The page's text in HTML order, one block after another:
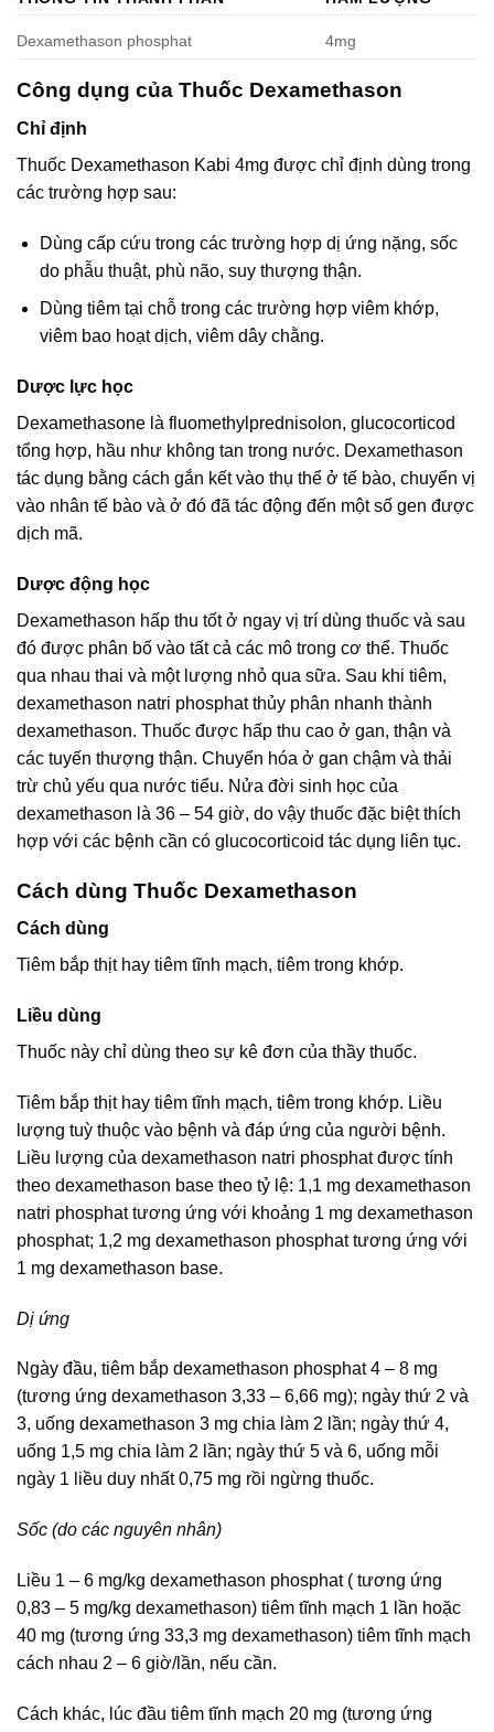
Dexamethason phosphat 4mg
Công dụng của Thuốc Dexamethason
Chỉ định
Thuốc Dexamethason Kabi 4mg được chỉ định dùng trong
các trường hợp sau:
Dùng cấp cứu trong các trường hợp dị ứng nặng, sốc
do phẫu thuật, phù não, suy thượng thận.
Dùng tiêm tại chỗ trong các trường hợp viêm khớp,
viêm bao hoạt dịch, viêm dây chằng.
Dược lực học
Dexamethasone là fluomethylprednisolon, glucocorticod
tổng hợp, hầu như không tan trong nước. Dexamethason
tác dụng bằng cách gắn kết vào thụ thể ở tế bào, chuyển vị
vào nhân tế bào và ở đó đã tác động đến một số gen được
dịch mã.
Dược động học
Dexamethason hấp thu tốt ở ngay vị trí dùng thuốc và sau
đó được phân bố vào tất cả các mô trong cơ thể. Thuốc
qua nhau thai và một lượng nhỏ qua sữa. Sau khi tiêm,
dexamethason natri phosphat thủy phân nhanh thành
dexamethason. Thuốc được hấp thu cao ở gan, thận và
các tuyến thượng thận. Chuyển hóa ở gan chậm và thải
trừ chủ yếu qua nước tiểu. Nửa đời sinh học của
dexamethason là 36 – 54 giờ, do vậy thuốc đặc biệt thích
hợp với các bệnh cần có glucocorticoid tác dụng liên tục.
Cách dùng Thuốc Dexamethason
Cách dùng
Tiêm bắp thịt hay tiêm tĩnh mạch, tiêm trong khớp.
Liều dùng
Thuốc này chỉ dùng theo sự kê đơn của thầy thuốc.
Tiêm bắp thịt hay tiêm tĩnh mạch, tiêm trong khớp. Liều
lượng tuỳ thuộc vào bệnh và đáp ứng của người bệnh.
Liều lượng của dexamethason natri phosphat được tính
theo dexamethason base theo tỷ lệ: 1,1 mg dexamethason
natri phosphat tương ứng với khoảng 1 mg dexamethason
phosphat; 1,2 mg dexamethason phosphat tương ứng với
1 mg dexamethason base.
Dị ứng
Ngày đầu, tiêm bắp dexamethason phosphat 4 – 8 mg
(tương ứng dexamethason 3,33 – 6,66 mg); ngày thứ 2 và
3, uống dexamethason 3 mg chia làm 2 lần; ngày thứ 4,
uống 1,5 mg chia làm 2 lần; ngày thứ 5 và 6, uống mỗi
ngày 1 liều duy nhất 0,75 mg rồi ngừng thuốc.
Sốc (do các nguyên nhân)
Liều 1 – 6 mg/kg dexamethason phosphat ( tương ứng
0,83 – 5 mg/kg dexamethason) tiêm tĩnh mạch 1 lần hoặc
40 mg (tương ứng 33,3 mg dexamethason) tiêm tĩnh mạch
cách nhau 2 – 6 giờ/lần, nếu cần.
Cách khác, lúc đầu tiêm tĩnh mạch 20 mg (tương ứng